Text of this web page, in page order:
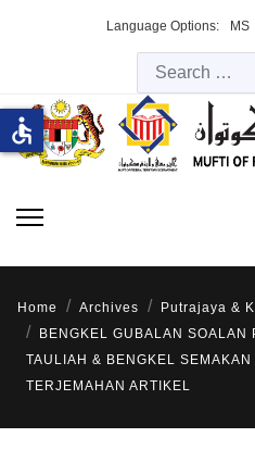
Language Options: MS
Home Archives
Putrajaya &
BENGKEL GUBALAN SOALAN
TAULIAH & BENGKEL SEMAKAN
TERJEMAHAN ARTIKEL
accessible